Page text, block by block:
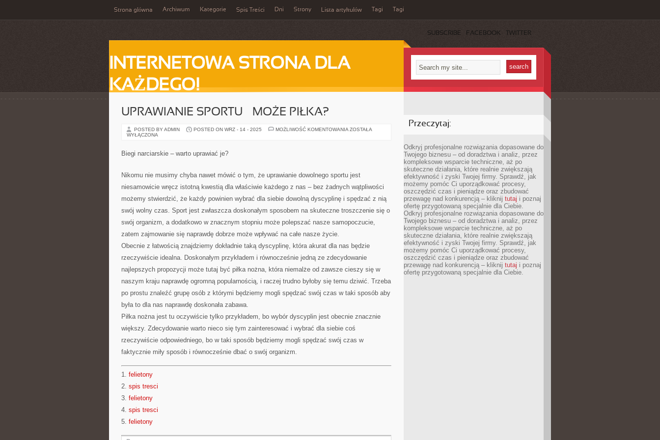
Strona główna Archiwum Kategorie Spis Treści Dni Strony Lista artykułów Tagi Tagi
SUBSCRIBE FACEBOOK TWITTER
INTERNETOWA STRONA DLA
KAŻDEGO!
UPRAWIANIE SPORTU – MOŻE PIŁKA?
POSTED BY ADMIN POSTED ON WRZ - 14 - 2025 MOŻLIWOŚĆ KOMENTOWANIA UPRAWIANIE
ZOSTAŁA
WYŁĄCZONA
Biegi narciarskie – warto uprawiać je?
Nikomu nie musimy chyba nawet mówić o tym, że uprawianie dowolnego sportu jest
niesamowicie wręcz istotną kwestią dla właściwie każdego z nas – bez żadnych wątpliwości
możemy stwierdzić, że każdy powinien wybrać dla siebie dowolną dyscyplinę i spędzać z nią
swój wolny czas. Sport jest zwłaszcza doskonałym sposobem na skuteczne troszczenie się o
swój organizm, a dodatkowo w znacznym stopniu może polepszać nasze samopoczucie,
zatem zajmowanie się naprawdę dobrze może wpływać na całe nasze życie.
Obecnie z łatwością znajdziemy dokładnie taką dyscyplinę, która akurat dla nas będzie
rzeczywiście idealna. Doskonałym przykładem i równocześnie jedną ze zdecydowanie
najlepszych propozycji może tutaj być piłka nożna, która niemalże od zawsze cieszy się w
naszym kraju naprawdę ogromną popularnością, i raczej trudno byłoby się temu dziwić. Trzeba
po prostu znaleźć grupę osób z którymi będziemy mogli spędzać swój czas w taki sposób aby
była to dla nas naprawdę doskonała zabawa.
Piłka nożna jest tu oczywiście tylko przykładem, bo wybór dyscyplin jest obecnie znacznie
większy. Zdecydowanie warto nieco się tym zainteresować i wybrać dla siebie coś
rzeczywiście odpowiedniego, bo w taki sposób będziemy mogli spędzać swój czas w
faktycznie miły sposób i równocześnie dbać o swój organizm.
1. felietony
2. spis tresci
3. felietony
4. spis tresci
5. felietony
Przeczytaj:
Odkryj profesjonalne rozwiązania dopasowane do
Twojego biznesu – od doradztwa i analiz, przez
kompleksowe wsparcie techniczne, aż po
skuteczne działania, które realnie zwiększają
efektywność i zyski Twojej firmy. Sprawdź, jak
możemy pomóc Ci uporządkować procesy,
oszczędzić czas i pieniądze oraz zbudować
przewagę nad konkurencją – kliknij tutaj i poznaj
ofertę przygotowaną specjalnie dla Ciebie.
Odkryj profesjonalne rozwiązania dopasowane do
Twojego biznesu – od doradztwa i analiz, przez
kompleksowe wsparcie techniczne, aż po
skuteczne działania, które realnie zwiększają
efektywność i zyski Twojej firmy. Sprawdź, jak
możemy pomóc Ci uporządkować procesy,
oszczędzić czas i pieniądze oraz zbudować
przewagę nad konkurencją – kliknij tutaj i poznaj
ofertę przygotowaną specjalnie dla Ciebie.